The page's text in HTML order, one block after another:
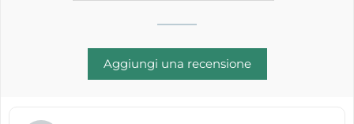
Aggiungi una recensione